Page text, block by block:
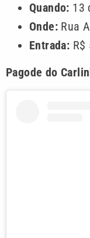
Quando: 13
Onde: Rua
Entrada: R$
Pagode do